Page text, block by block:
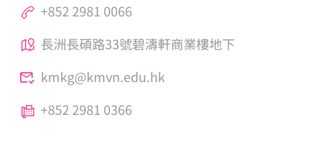
+852 2981 0066
長洲長碩路33號碧濤軒商業樓地下
kmkg@kmvn.edu.hk
+852 2981 0366